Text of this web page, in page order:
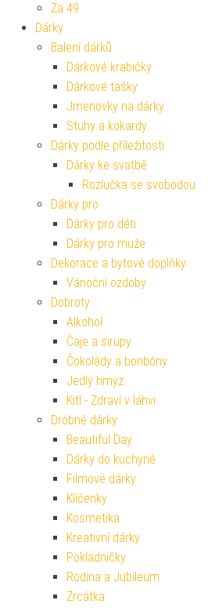
Za 49
Dárky
Balení dárků
Dárkové krabičky
Dárkové tašky
Jmenovky na dárky
Stuhy a kokardy
Dárky podle příležitosti
Dárky ke svatbě
Rozlučka se svobodou
Dárky pro
Dárky pro děti
Dárky pro muže
Dekorace a bytové doplňky
Vánoční ozdoby
Dobroty
Alkohol
Čaje a sirupy
Čokolády a bonbóny
Jedlý hmyz
Kitl - Zdraví v láhvi
Drobné dárky
Beautiful Day
Dárky do kuchyně
Filmové dárky
Klíčenky
Kosmetika
Kreativní dárky
Pokladničky
Rodina a Jubileum
Zrcátka